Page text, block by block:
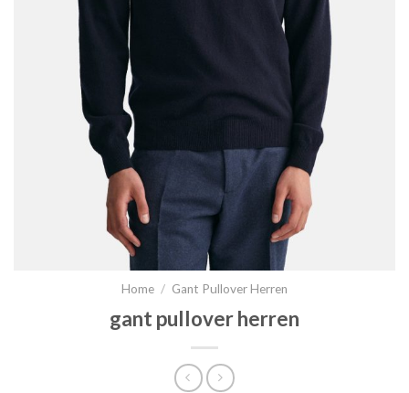
Home / Gant Pullover Herren
gant pullover herren